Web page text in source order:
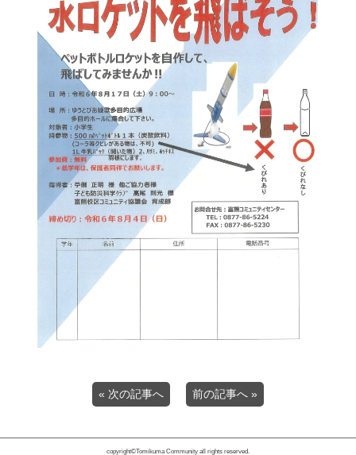
« 次の記事へ 前の記事へ »
copyright©Tomikuma Community all rights reserved.